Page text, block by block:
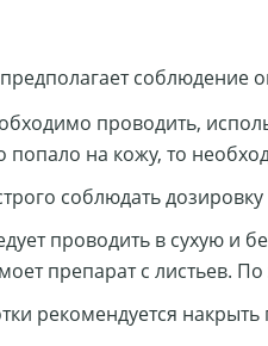
соблюдение
проводить,
попало на кожу, то
соблюдать
проводить в сухую и
препарат с листьев.
рекомендуется